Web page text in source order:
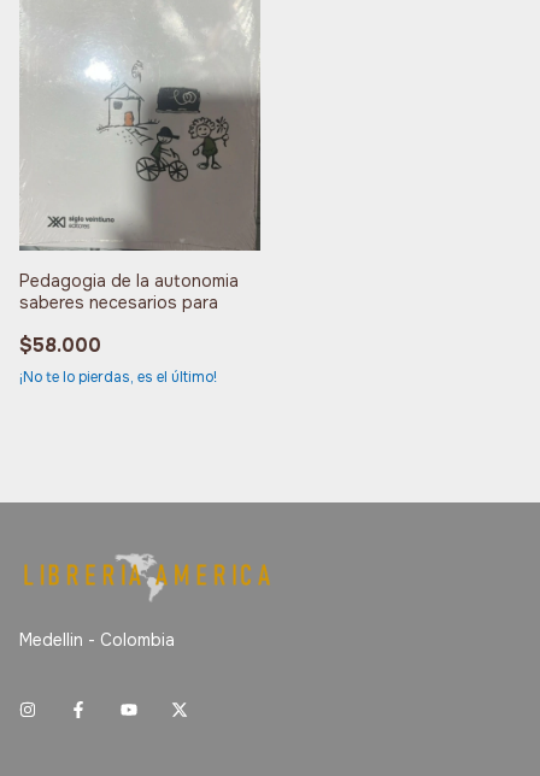
Pedagogia de la autonomia
saberes necesarios para
$58.000
¡No te lo pierdas, es el último!
Medellin - Colombia